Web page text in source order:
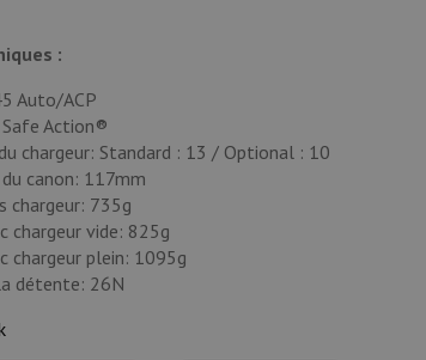
:
Auto/ACP
Action®
chargeur: Standard : 13 / Optional : 10
canon: 117mm
chargeur: 735g
chargeur vide: 825g
chargeur plein: 1095g
détente: 26N